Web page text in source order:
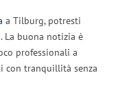
a Tilburg, potresti
La buona notizia è
professionali a
con tranquillità senza